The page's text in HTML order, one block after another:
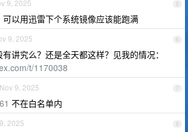
5
9, 2025
可以用迅雷下个系统镜像应该能跑满
6
9, 2025
讲究么？还是全天都这样？见我的情况：
t/1170038
7
Nov 9, 2025
不在白名单内
8
2025